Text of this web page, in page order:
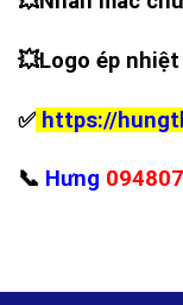
💥Logo ép
✅ https://
📞 Hưng